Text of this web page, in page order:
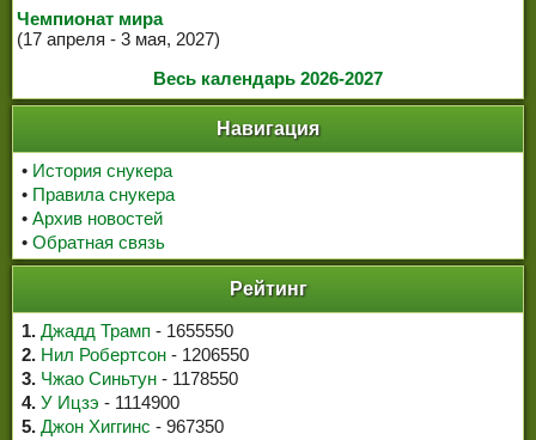
Чемпионат мира
(17 апреля - 3 мая, 2027)
Весь календарь 2026-2027
Навигация
• История снукера
• Правила снукера
• Архив новостей
• Обратная связь
Рейтинг
1. Джадд Трамп - 1655550
2. Нил Робертсон - 1206550
3. Чжао Синьтун - 1178550
4. У Ицзэ - 1114900
5. Джон Хиггинс - 967350